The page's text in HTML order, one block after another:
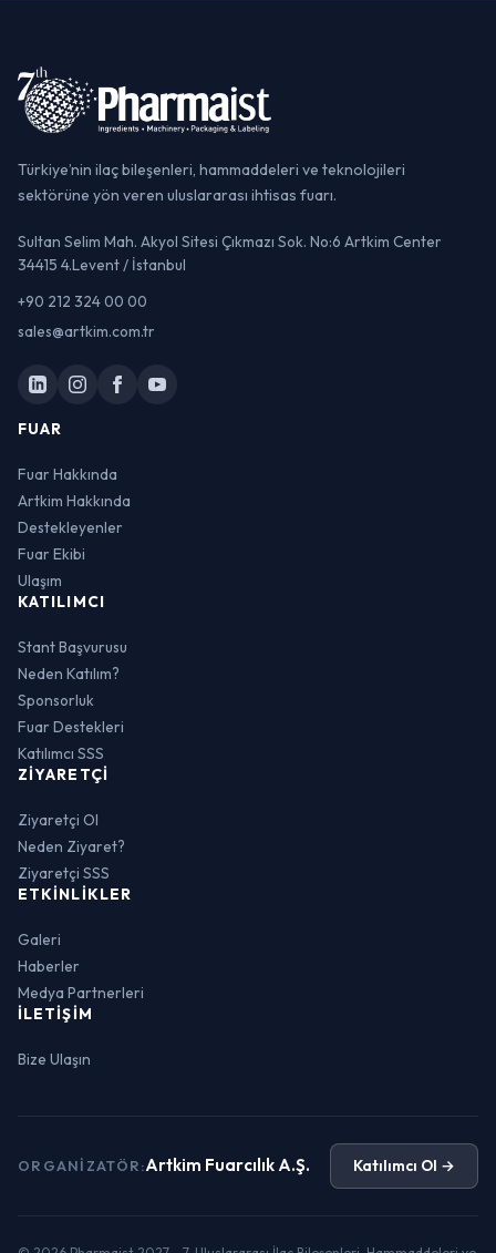
Türkiye’nin ilaç bileşenleri, hammaddeleri ve teknolojileri
sektörüne yön veren uluslararası ihtisas fuarı.
Sultan Selim Mah. Akyol Sitesi Çıkmazı Sok. No:6 Artkim Center
34415 4.Levent / İstanbul
+90 212 324 00 00
sales@artkim.com.tr
FUAR
Fuar Hakkında
Artkim Hakkında
Destekleyenler
Fuar Ekibi
Ulaşım
KATILIMCI
Stant Başvurusu
Neden Katılım?
Sponsorluk
Fuar Destekleri
Katılımcı SSS
ZIYARETÇI
Ziyaretçi Ol
Neden Ziyaret?
Ziyaretçi SSS
ETKINLIKLER
Galeri
Haberler
Medya Partnerleri
İLETIŞIM
Bize Ulaşın
ORGANIZATÖR:Artkim Fuarcılık A.Ş. Katılımcı Ol →